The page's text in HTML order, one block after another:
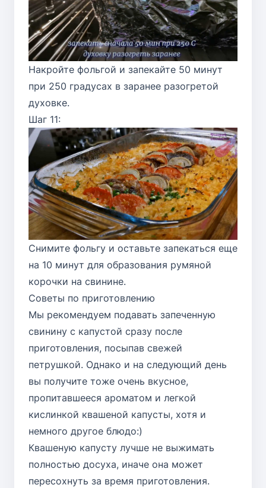
Накройте фольгой и запекайте 50 минут
при 250 градусах в заранее разогретой
духовке.
Шаг 11:
Снимите фольгу и оставьте запекаться еще
на 10 минут для образования румяной
корочки на свинине.
Советы по приготовлению
Мы рекомендуем подавать запеченную
свинину с капустой сразу после
приготовления, посыпав свежей
петрушкой. Однако и на следующий день
вы получите тоже очень вкусное,
пропитавшееся ароматом и легкой
кислинкой квашеной капусты, хотя и
немного другое блюдо:)
Квашеную капусту лучше не выжимать
полностью досуха, иначе она может
пересохнуть за время приготовления.